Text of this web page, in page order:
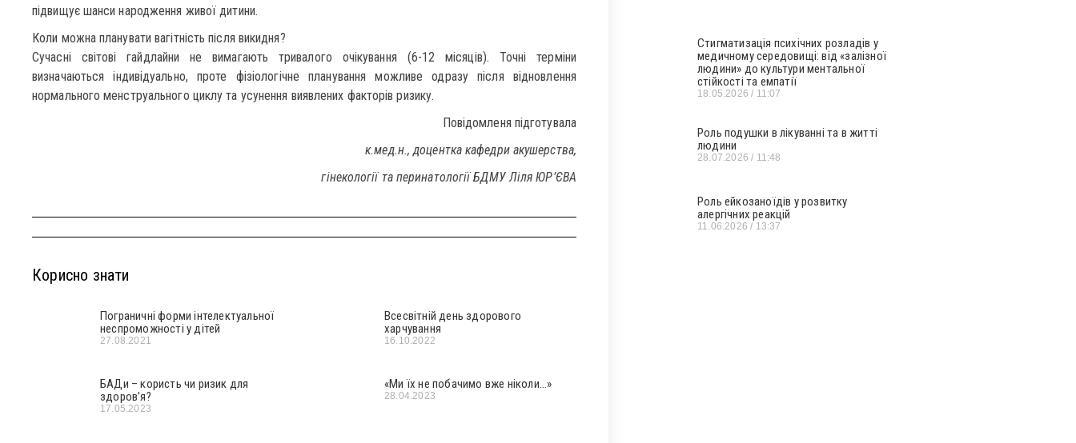
підвищує шанси народження живої дитини.
Коли можна планувати вагітність після викидня?
Сучасні світові гайдлайни не вимагають тривалого очікування (6-12 місяців). Точні терміни
визначаються індивідуально, проте фізіологічне планування можливе одразу після відновлення
нормального менструального циклу та усунення виявлених факторів ризику.
Повідомленя підготувала
к.мед.н., доцентка кафедри акушерства,
гінекології та перинатології БДМУ Ліля ЮР’ЄВА
Корисно знати
Пограничні форми інтелектуальної
неспроможності у дітей
27.08.2021
Всесвітній день здорового
харчування
16.10.2022
БАДи – користь чи ризик для
здоров’я?
17.05.2023
«Ми їх не побачимо вже ніколи…»
28.04.2023
Стигматизація психічних розладів у
медичному середовищі: від «залізної
людини» до культури ментальної
стійкості та емпатії
18.05.2026 11:07
Роль подушки в лікуванні та в житті
людини
28.07.2026 11:48
Роль ейкозаноїдів у розвитку
алергічних реакцій
11.06.2026 13:37